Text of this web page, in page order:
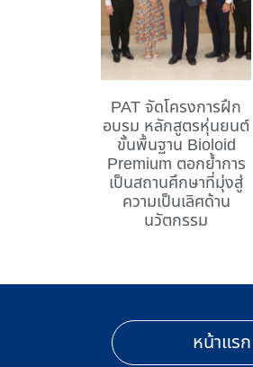
PAT จัดโครงการฝึก
อบรม หลักสูตรหุ่นยนต์
ขั้นพื้นฐาน Bioloid
Premium ตอกย้ำการ
เป็นสถานศึกษาที่มุ่งสู่
ความเป็นเลิศด้าน
นวัตกรรม
หน้าแรก